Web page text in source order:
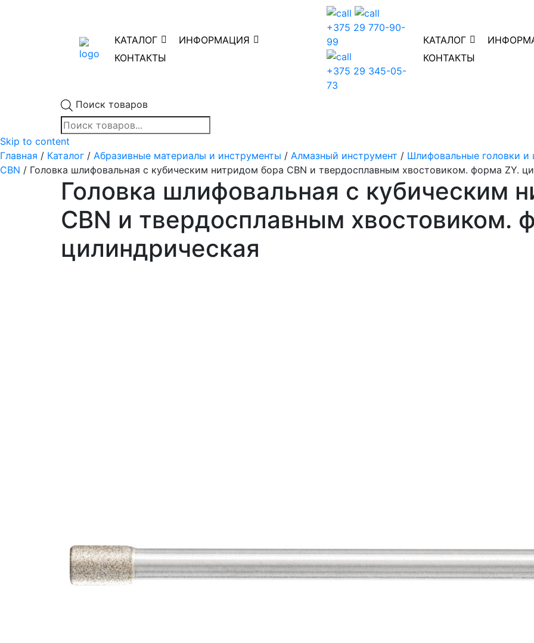
КАТАЛОГ
ИНФОРМАЦИЯ
КОНТАКТЫ
+375 29 770-90-
99
+375 29 345-05-
73
КАТАЛОГ
КОНТАКТЫ
Поиск товаров
Skip to content
Главная / Каталог / Абразивные материалы и инструменты / Алмазный инструмент / Шлифовальные головки и
CBN / Головка шлифовальная с кубическим нитридом бора CBN и твердосплавным хвостовиком. форма ZY.
Головка шлифовальная с кубическим
CBN и твердосплавным хвостовиком.
цилиндрическая